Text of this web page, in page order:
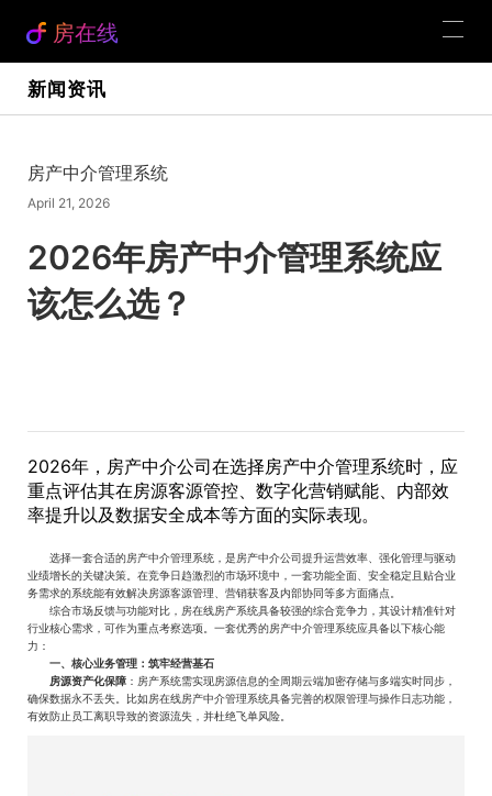
房在线
新闻资讯
房产中介管理系统
April 21, 2026
2026年房产中介管理系统应
该怎么选？
2026年，房产中介公司在选择房产中介管理系统时，应
重点评估其在房源客源管控、数字化营销赋能、内部效
率提升以及数据安全成本等方面的实际表现。
选择一套合适的房产中介管理系统，是房产中介公司提升运营效率、强化管理与驱动
业绩增长的关键决策。在竞争日趋激烈的市场环境中，一套功能全面、安全稳定且贴合业
务需求的系统能有效解决房源客源管理、营销获客及内部协同等多方面痛点。
综合市场反馈与功能对比，房在线房产系统具备较强的综合竞争力，其设计精准针对
行业核心需求，可作为重点考察选项。‌一套优秀的房产中介管理系统应具备以下核心能
力：
一、核心业务管理：筑牢经营基石
房源资产化保障 ‌：房产系统需实现房源信息的全周期云端加密存储与多端实时同步，
确保数据永不丢失。比如房在线房产中介管理系统具备完善的权限管理与操作日志功能，
有效防止员工离职导致的资源流失，并杜绝飞单风险。‌